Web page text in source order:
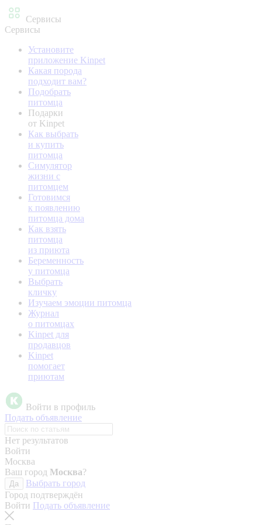
Сервисы
Сервисы
Установите
приложение Kinpet
Какая порода
подходит вам?
Подобрать
питомца
Подарки
от Kinpet
Как выбрать
и купить
питомца
Симулятор
жизни с
питомцем
Готовимся
к появлению
питомца дома
Как взять
питомца
из приюта
Беременность
у питомца
Выбрать
кличку
Изучаем эмоции питомца
Журнал
о питомцах
Kinpet для
продавцов
Kinpet
помогает
приютам
Войти в профиль
Подать объявление
Нет результатов
Войти
Москва
Ваш город Москва?
Да
Выбрать город
Город подтверждён
Войти Подать объявление